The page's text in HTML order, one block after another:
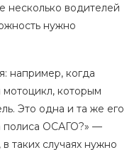
несколько водителей
нужно
например, когда
мотоцикл, которым
Это одна и та же его
полиса ОСАГО?» —
таких случаях нужно